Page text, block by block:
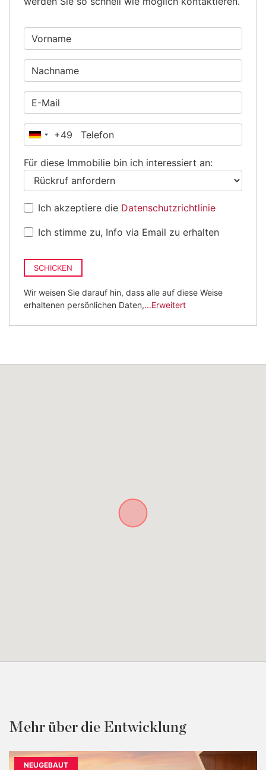
Deutschland
+49
Für diese Immobilie bin ich interessiert an:
Ich akzeptiere die Datenschutzrichtlinie
Ich stimme zu, Info via Email zu erhalten
SCHICKEN
Wir weisen Sie darauf hin, dass alle auf diese Weise
erhaltenen persönlichen Daten,...Erweitert
Mehr über die Entwicklung
NEUGEBAUT